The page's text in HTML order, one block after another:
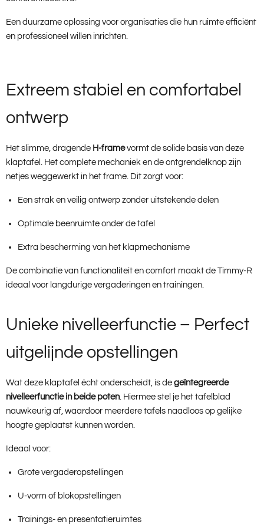
Een duurzame oplossing voor organisaties die hun ruimte efficiënt
en professioneel willen inrichten.
Extreem stabiel en comfortabel
ontwerp
Het slimme, dragende H-framevormt de solide basis van deze
klaptafel. Het complete mechaniek en de ontgrendelknop zijn
netjes weggewerkt in het frame. Dit zorgt voor:
Een strak en veilig ontwerp zonder uitstekende delen
Optimale beenruimte onder de tafel
Extra bescherming van het klapmechanisme
De combinatie van functionaliteit en comfort maakt de Timmy-R
ideaal voor langdurige vergaderingen en trainingen.
Unieke nivelleerfunctie – Perfect
uitgelijnde opstellingen
Wat deze klaptafel écht onderscheidt, is de geïntegreerde
nivelleerfunctie in beide poten. Hiermee stel je het tafelblad
nauwkeurig af, waardoor meerdere tafels naadloos op gelijke
hoogte geplaatst kunnen worden.
Ideaal voor:
Grote vergaderopstellingen
U-vorm of blokopstellingen
Trainings- en presentatieruimtes